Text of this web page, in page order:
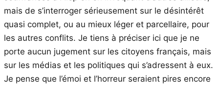
mais de s’interroger sérieusement sur le désintérêt
quasi complet, ou au mieux léger et parcellaire, pour
les autres conflits. Je tiens à préciser ici que je ne
porte aucun jugement sur les citoyens français, mais
sur les médias et les politiques qui s’adressent à eux.
Je pense que l’émoi et l’horreur seraient pires encore